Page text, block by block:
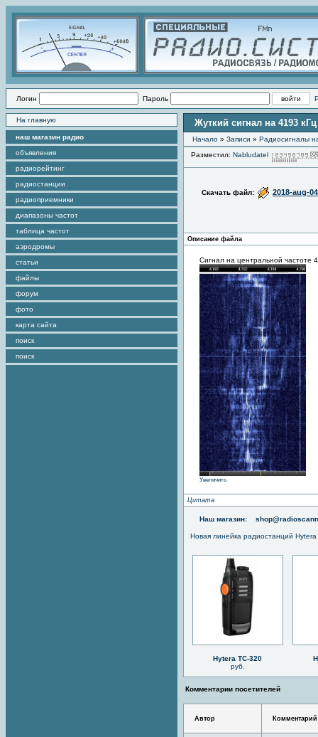
Логин Пароль
На главную
наш магазин радио
объявления
радиорейтинг
радиостанции
радиоприемники
диапазоны частот
таблица частот
аэродромы
статьи
файлы
форум
фото
карта сайта
поиск
поиск
Жуткий сигнал на 4193 кГц
Начало » Записи » Радиоcигналы
Разместил: Nabludatel
Скачать файл: 2018-aug-
Описание файла
Сигнал на центральной частоте
Увеличить
Цитата
Наш магазин:
Новая линейка радиостанций
Hytera TC-320
руб.
Комментарии посетителей
Автор Комментарий